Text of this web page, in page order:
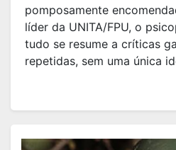
pomposamente
líder da UNITA/FPU, o
tudo se resume a críticas
repetidas, sem uma única